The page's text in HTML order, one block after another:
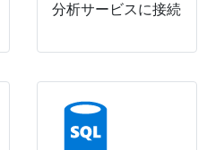
分析サービスに接続